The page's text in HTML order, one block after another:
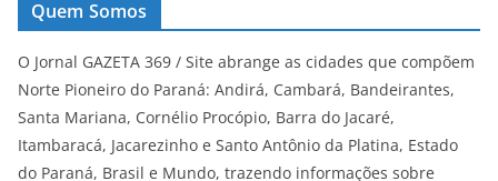
Quem Somos
O Jornal GAZETA 369 / Site abrange as cidades que compõem
Norte Pioneiro do Paraná: Andirá, Cambará, Bandeirantes,
Santa Mariana, Cornélio Procópio, Barra do Jacaré,
Itambaracá, Jacarezinho e Santo Antônio da Platina, Estado
do Paraná, Brasil e Mundo, trazendo informações sobre